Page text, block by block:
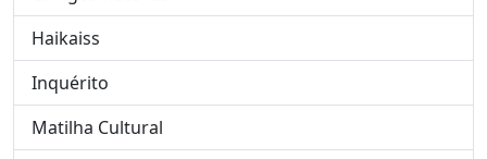
Haikaiss
Inquérito
Matilha Cultural